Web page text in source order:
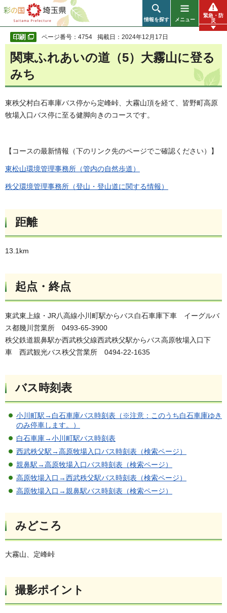
彩の国 埼玉県
情報を探す メニュー
緊急・防
災
ページ番号：4754 掲載日：2024年12月17日
関東ふれあいの道（5）大霧山に登る
みち
東秩父村白石車庫バス停から定峰峠、大霧山頂を経て、皆野町高原
牧場入口バス停に至る健脚向きのコースです。
【コースの最新情報（下のリンク先のページでご確認ください）】
東松山環境管理事務所（管内の自然歩道）
秩父環境管理事務所（登山・登山道に関する情報）
距離
13.1km
起点・終点
東武東上線・JR八高線小川町駅からバス白石車庫下車 イーグルバ
ス都幾川営業所 0493-65-3900
秩父鉄道親鼻駅か西武秩父線西武秩父駅からバス高原牧場入口下
車 西武観光バス秩父営業所 0494-22-1635
バス時刻表
小川町駅→白石車庫バス時刻表（※注意：このうち白石車庫ゆき
のみ停車します。）
白石車庫→小川町駅バス時刻表
西武秩父駅→高原牧場入口バス時刻表（検索ページ）
親鼻駅→高原牧場入口バス時刻表（検索ページ）
高原牧場入口→西武秩父駅バス時刻表（検索ページ）
高原牧場入口→親鼻駅バス時刻表（検索ページ）
みどころ
大霧山、定峰峠
撮影ポイント